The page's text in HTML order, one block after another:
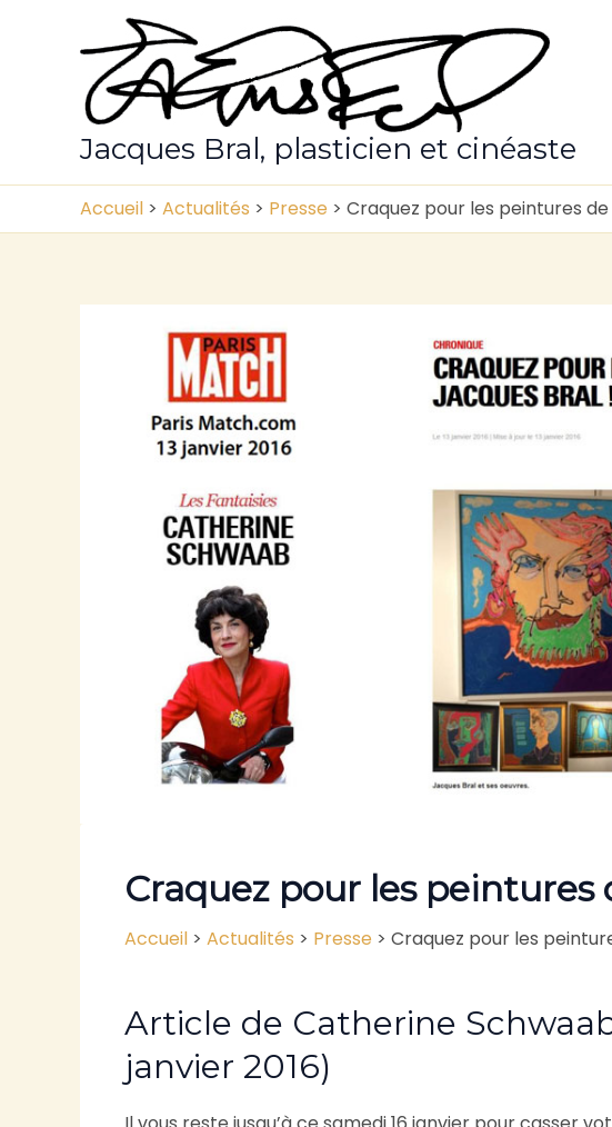
Jacques Bral, plasticien et cinéaste
Accueil > Actualités > Presse > Craquez pour les peintures
Craquez pour les peintures
Accueil > Actualités > Presse > Craquez pour les
Article de Catherine
janvier 2016)